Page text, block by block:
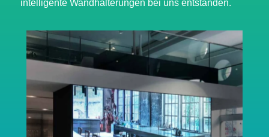
intelligente Wandhalterungen bei uns entstanden.